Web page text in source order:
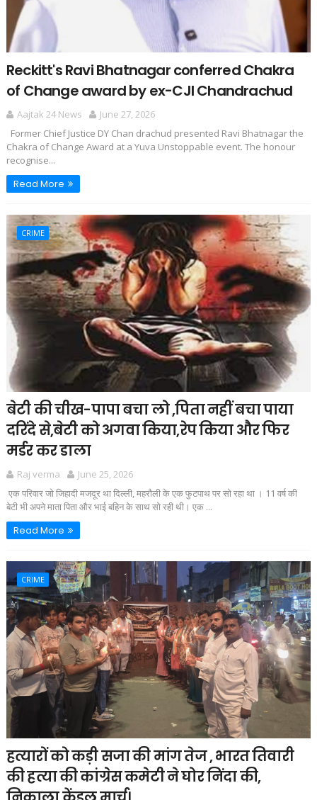
Reckitt's Ravi Bhatnagar conferred Chakra
of Change award by ex-CJI Chandrachud
Aajtak 24 News
June 27, 2026
Former Chief Justice DY Chan drachud presented Ravi Bhatnagar the
Chakra of Change Award at a Yuva Unstoppable event. The honour
recognise...
Read More
CRIME
बेटी की चीख-पापा बचा लो ,पिता नहीं बचा पाया
दरिंदे से,बेटी को अगवा किया,रेप किया और फिर
मर्डर कर डाला
Raj verma
June 25, 2026
एक परिवार जो जिहादी मजदूर था दिल्ली, महरौली के एक फुटपाथ पर सो रहा था । 11 वर्ष की
बेटी भी अपने माता पिता और भाई बहिन के साथ सो रही थी। एक ...
Read More
CRIME
हत्यारों को कड़ी सजा की मांग तेज , भारत तिवारी
की हत्या की कांग्रेस कमेटी ने घोर निंदा की,